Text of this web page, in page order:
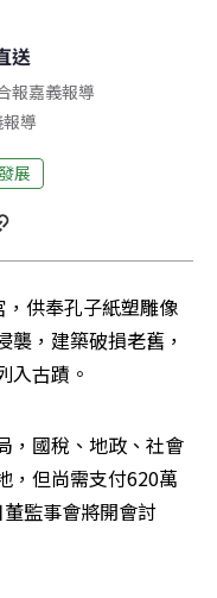
送
報嘉義報導
報導
展
供奉孔子紙塑雕像
，建築破損老舊，
入古蹟。
，國稅、地政、社會
，但尚需支付620萬
監事會將開會討